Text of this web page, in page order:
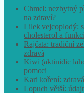
Chmel: nezbytný
na zdraví?
Lilek vejcoplodý:
cholesterol a
Rajčata: tradiční
zdravá
Kiwi (aktinidie
pomoci
Kari koření:
Lopuch větší: